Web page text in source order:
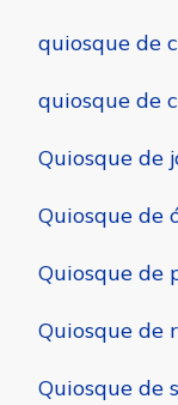
quiosque de
quiosque de
Quiosque de
Quiosque de
Quiosque de
Quiosque de
Quiosque de